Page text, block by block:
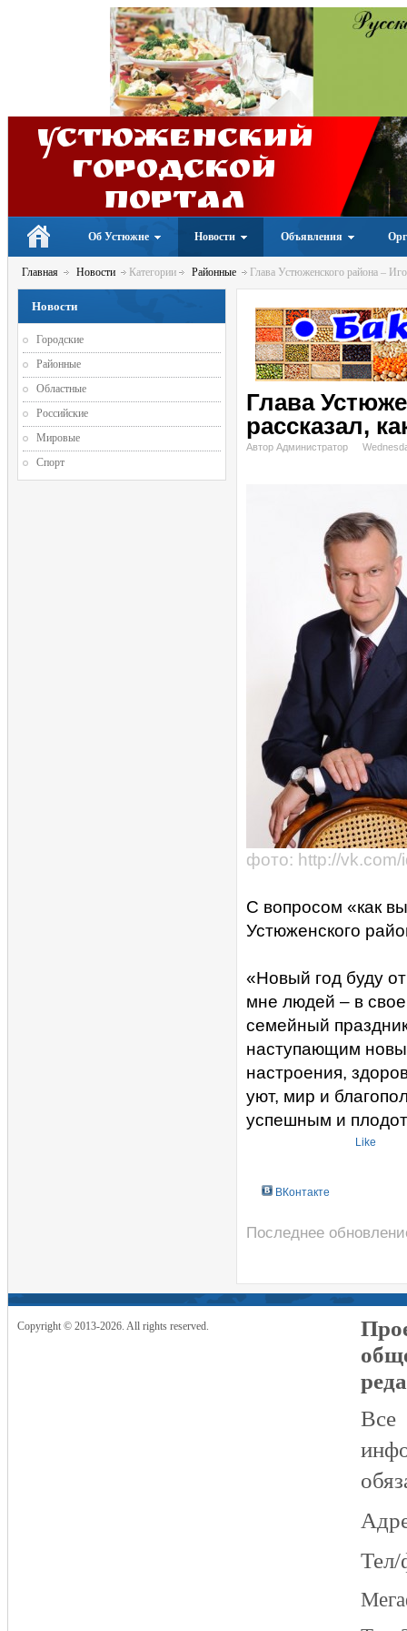
Устюженский
Городской
портал
Об Устюжне Новости Объявления
Главная Новости Категории Районные Глава Устюженского района –
Глава
рассказал,
Автор Администратор
фото: http://
С вопросом «как
Устюженского
«Новый год буду
мне людей – в
семейный
наступающим
настроения,
уют, мир и
успешным и
Like
ВКонтакте
Последнее
Новости
Городские
Районные
Областные
Российские
Мировые
Спорт
Copyright © 2013-2026. All rights reserved.